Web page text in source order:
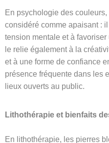
En psychologie des
considéré comme apaisant :
tension mentale et à
le relie également à la
et à une forme de confiance
présence fréquente dans les
lieux ouverts au public.
Lithothérapie et bienfaits
En lithothérapie, les pierres